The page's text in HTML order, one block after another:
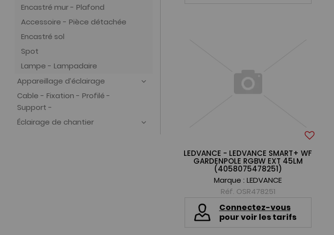
Encastré mur - Plafond
Accessoire - Pièce détachée
Encastré sol
Spot
Lampe - Lampadaire
Appareillage d’éclairage
Cable - Fixation - Profilé -
Support -
Éclairage de chantier
LEDVANCE - LEDVANCE SMART+ WF
GARDENPOLE RGBW EXT 45LM
(4058075478251)
Marque :LEDVANCE
Réf. OSR478251
Connectez-vous
pour voir les tarifs